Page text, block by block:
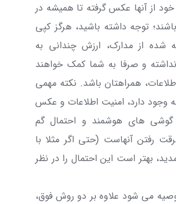
خود از آنها عکس گرفته تا همیشه در
توجه داشته باشید، هرگز کپی
شده از مدارک، ارزش چندانی به
و صرفا به شما کمک خواهند
همراهتان باشد. نکته مهمی
وجود دارد، امنیت اطلاعات و عکس
های هوشمند و احتمال گم
رفتن آنهاست (حتی اگر مثلا با
بهتر است این احتمال را در نظر
می شود علاوه بر دو روش فوق،